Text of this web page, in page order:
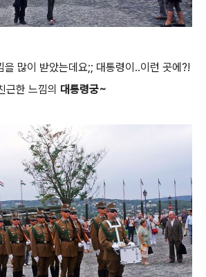
을 많이 받았는데요;; 대통령이..이런 곳에?!
근한 느낌의 대통령궁~